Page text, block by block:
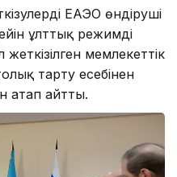
ЕАЭО өндіруші
ұлттық режимді
мемлекеттік
тарту есебінен
атап айтты.